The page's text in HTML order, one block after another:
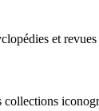
et
collections